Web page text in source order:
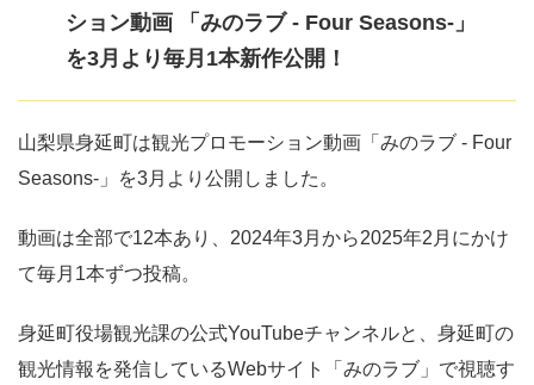
ション動画 「みのラブ - Four Seasons-」
を3月より毎月1本新作公開！
山梨県身延町は観光プロモーション動画「みのラブ - Four
Seasons-」を3月より公開しました。
動画は全部で12本あり、2024年3月から2025年2月にかけ
て毎月1本ずつ投稿。
身延町役場観光課の公式YouTubeチャンネルと、身延町の
観光情報を発信しているWebサイト「みのラブ」で視聴す